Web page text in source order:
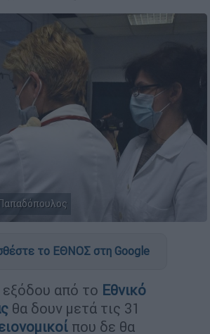
το ΕΘΝΟΣ στη Google
από το Εθνικό
θα δουν μετά τις 31
που δε θα